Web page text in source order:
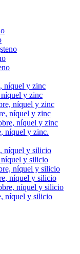
níquel y zinc
níquel y zinc
níquel y zinc
níquel y zinc
níquel y zinc
níquel y zinc.
níquel y silicio
níquel y silicio
níquel y silicio
níquel y silicio
níquel y silicio
níquel y silicio